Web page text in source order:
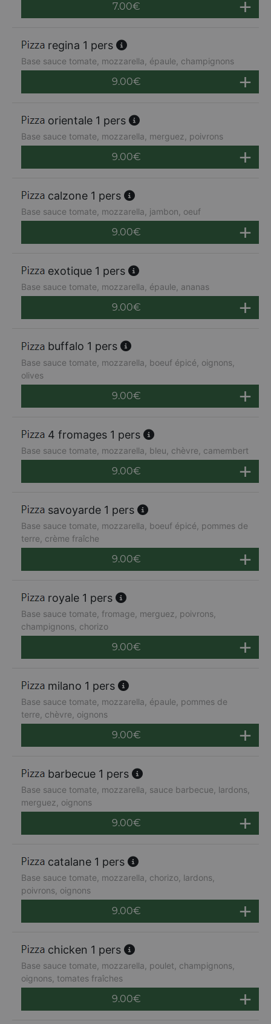
7.00€
regina 1 pers
Base sauce tomate, mozzarella, épaule, champignons
9.00€
orientale 1 pers
Base sauce tomate, mozzarella, merguez, poivrons
9.00€
calzone 1 pers
Base sauce tomate, mozzarella, jambon, oeuf
9.00€
exotique 1 pers
Base sauce tomate, mozzarella, épaule, ananas
9.00€
buffalo 1 pers
Base sauce tomate, mozzarella, boeuf épicé, oignons,
olives
9.00€
4 fromages 1 pers
Base sauce tomate, mozzarella, bleu, chèvre, camembert
9.00€
savoyarde 1 pers
Base sauce tomate, mozzarella, boeuf épicé, pommes de
terre, crème fraîche
9.00€
royale 1 pers
Base sauce tomate, fromage, merguez, poivrons,
champignons, chorizo
9.00€
milano 1 pers
Base sauce tomate, mozzarella, épaule, pommes de
terre, chèvre, oignons
9.00€
barbecue 1 pers
Base sauce tomate, mozzarella, sauce barbecue, lardons,
merguez, oignons
9.00€
catalane 1 pers
Base sauce tomate, mozzarella, chorizo, lardons,
poivrons, oignons
9.00€
chicken 1 pers
Base sauce tomate, mozzarella, poulet, champignons,
oignons, tomates fraîches
9.00€